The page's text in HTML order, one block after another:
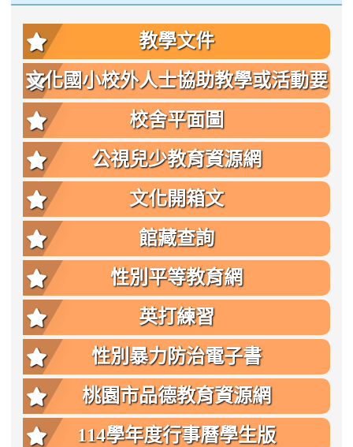
教學文件
文化國小校外人士協助教學或活動要
點
校舍平面圖
公視兒少教育資源網
文化開箱文
館藏查詢
性別平等教育網
英打練習
性別暴力防治電子書
桃園市品德教育資源網
114學年度行事曆學生版